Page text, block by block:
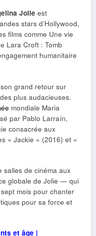
Jolie est
stars d’Hollywood,
films comme Une vie
Lara Croft : Tomb
humanitaire
grand retour sur
plus audacieuses.
mondiale Maria
par Pablo Larraín,
consacrée aux
« Jackie » (2016) et «
salles de cinéma aux
globale de Jolie — qui
mois pour chanter
pour sa force et
et âge |